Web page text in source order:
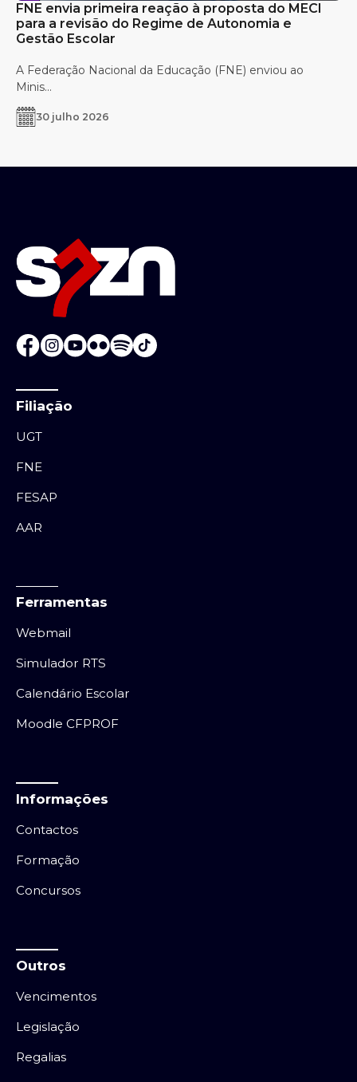
FNE envia primeira reação à proposta do MECI
para a revisão do Regime de Autonomia e
Gestão Escolar
A Federação Nacional da Educação (FNE) enviou ao
Minis...
30 julho 2026
Filiação
UGT
FNE
FESAP
AAR
Ferramentas
Webmail
Simulador RTS
Calendário Escolar
Moodle CFPROF
Informações
Contactos
Formação
Concursos
Outros
Vencimentos
Legislação
Regalias